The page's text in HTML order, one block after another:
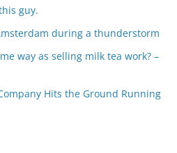
guy.
during a thunderstorm
way as selling milk tea work? –
Hits the Ground Running